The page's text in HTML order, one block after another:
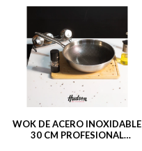
WOK DE ACERO INOXIDABLE
30 CM PROFESIONAL